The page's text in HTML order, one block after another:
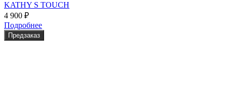
KATHY S TOUCH
4 900 ₽
Подробнее
Предзаказ